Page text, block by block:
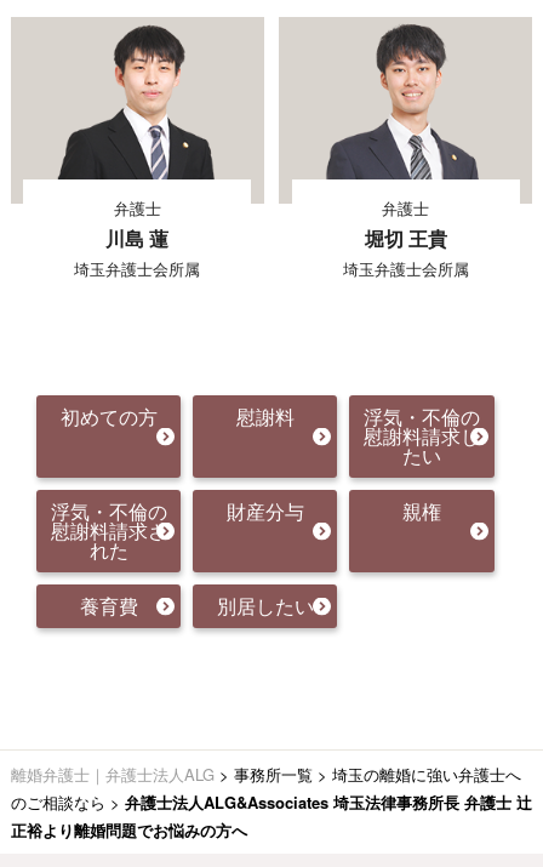
弁護士
川島 蓮
埼玉弁護士会所属
弁護士
堀切 王貴
埼玉弁護士会所属
初めての方 慰謝料 浮気・不倫の
慰謝料請求し
たい
浮気・不倫の
慰謝料請求さ
れた
財産分与 親権
養育費 別居したい
離婚弁護士｜弁護士法人ALG > 事務所一覧 > 埼玉の離婚に強い弁護士へ
のご相談なら > 弁護士法人ALG&Associates 埼玉法律事務所長 弁護士 辻
正裕より離婚問題でお悩みの方へ